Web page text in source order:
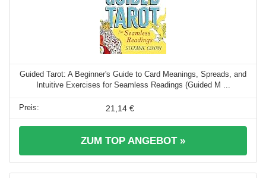
Guided Tarot: A Beginner's Guide to Card Meanings, Spreads, and
Intuitive Exercises for Seamless Readings (Guided M ...
21,14 €
ZUM TOP ANGEBOT »